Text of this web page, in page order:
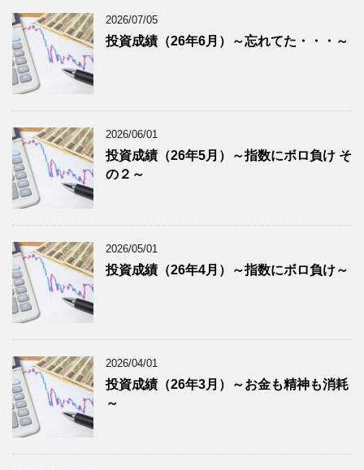
2026/07/05
投資成績（26年6月）～忘れてた・・・～
2026/06/01
投資成績（26年5月）～指数にボロ負け そ
の２～
2026/05/01
投資成績（26年4月）～指数にボロ負け～
2026/04/01
投資成績（26年3月）～お金も精神も消耗
～